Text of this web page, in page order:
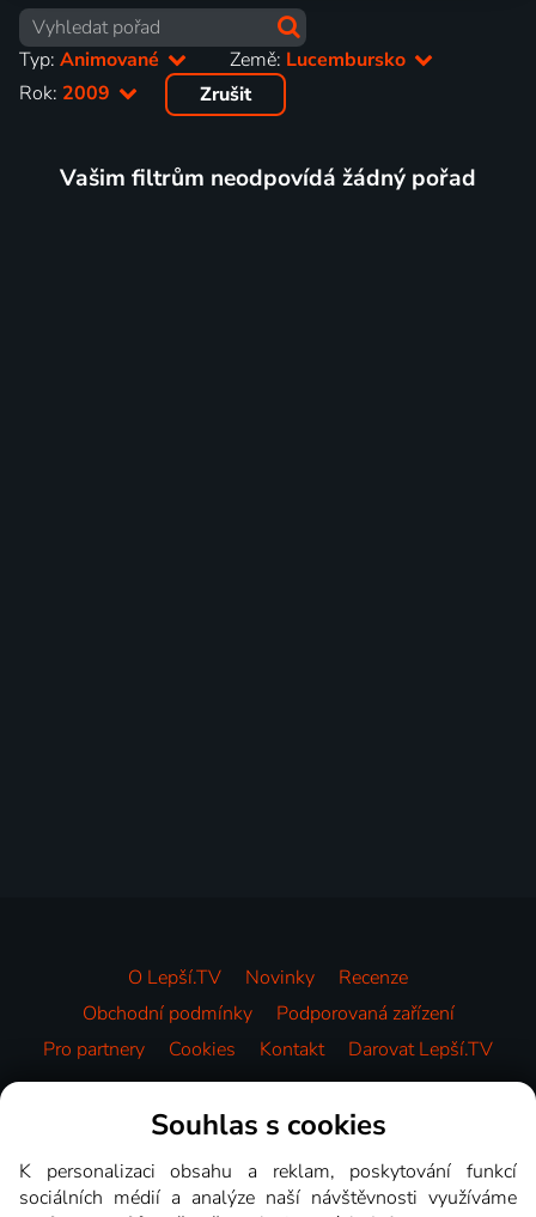
Typ: Animované Země: Lucembursko
Rok: 2009 Zrušit
Vašim filtrům neodpovídá žádný pořad
O Lepší.TV Novinky
Recenze
Obchodní podmínky
Podporovaná zařízení
Pro partnery
Cookies Kontakt Darovat Lepší.TV
Videotéka
Souhlas s cookies
K personalizaci obsahu a reklam, poskytování funkcí
sociálních médií a analýze naší návštěvnosti využíváme